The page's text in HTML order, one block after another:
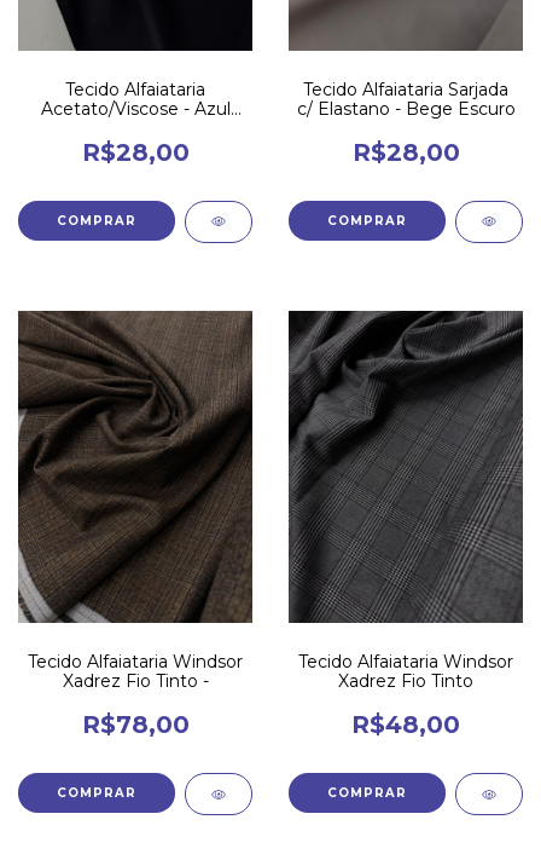
Tecido Alfaiataria
Acetato/Viscose - Azul
R$28,00
Tecido Alfaiataria Sarjada
c/ Elastano - Bege Escuro
R$28,00
Tecido Alfaiataria Windsor
Xadrez Fio Tinto -
R$78,00
Tecido Alfaiataria Windsor
Xadrez Fio Tinto
R$48,00